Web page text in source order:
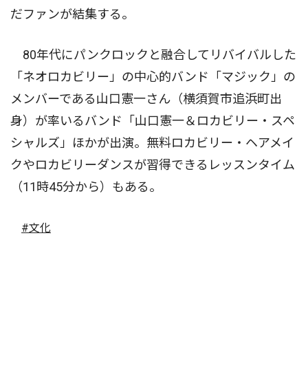
だファンが結集する。
80年代にパンクロックと融合してリバイバルした
「ネオロカビリー」の中心的バンド「マジック」の
メンバーである山口憲一さん（横須賀市追浜町出
身）が率いるバンド「山口憲一＆ロカビリー・スペ
シャルズ」ほかが出演。無料ロカビリー・ヘアメイ
クやロカビリーダンスが習得できるレッスンタイム
（11時45分から）もある。
#文化